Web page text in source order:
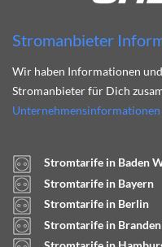
Stromanbieter
Wir haben Informationen
Stromanbieter für Dich
Unternehmensinformationen
Stromtarife in Baden
Stromtarife in Bayern
Stromtarife in Berlin
Stromtarife in